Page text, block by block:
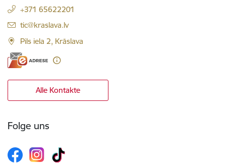
+371 65622201
E-Mail:
tic@kraslava.lv
Pils iela 2, Krāslava
Alle Kontakte
Folge uns